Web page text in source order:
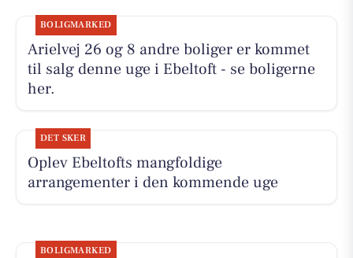
BOLIGMARKED
Arielvej 26 og 8 andre boliger er kommet
til salg denne uge i Ebeltoft - se boligerne
her.
DET SKER
Oplev Ebeltofts mangfoldige
arrangementer i den kommende uge
BOLIGMARKED